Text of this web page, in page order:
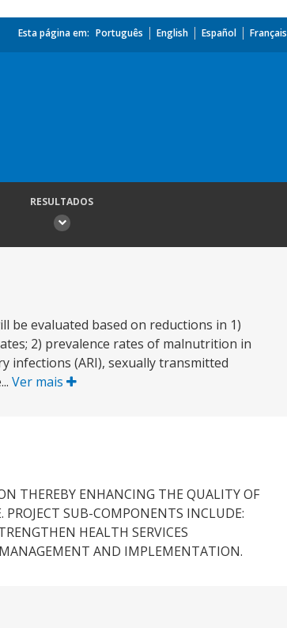
Esta página em: Português English Español Français
RESULTADOS
be evaluated based on reductions in 1)
2) prevalence rates of malnutrition in
infections (ARI), sexually transmitted
Ver mais
THEREBY ENHANCING THE QUALITY OF
SUB-COMPONENTS INCLUDE:
HEALTH SERVICES
AND IMPLEMENTATION.